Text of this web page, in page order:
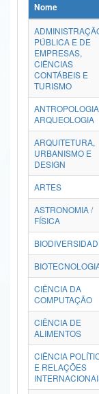
Ministério da Ciência,
Ministério do Meio
Ministério do Turismo
Ministério do
Controladoria-Geral da
Ministério da Mulher, da
Secretaria de Governo
Advocacia-Geral da União
Banco Central do Brasil
Nome
PÚBLICA E DE
EMPRESAS,
CIÊNCIAS
CONTÁBEIS E
TURISMO
ARQUEOLOGIA
ARQUITETURA,
URBANISMO E
DESIGN
ARTES
ASTRONOMIA /
FÍSICA
CIÊNCIA DA
COMPUTAÇÃO
CIÊNCIA DE
ALIMENTOS
CIÊNCIA
E RELAÇÕES